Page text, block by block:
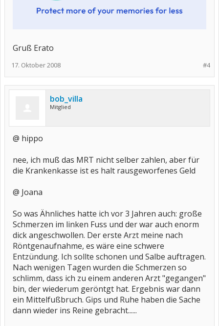
Gruß Erato
#4
17. Oktober 2008
bob_villa
Mitglied
@ hippo
nee, ich muß das MRT nicht selber zahlen, aber für
die Krankenkasse ist es halt rausgeworfenes Geld
@ Joana
So was Ähnliches hatte ich vor 3 Jahren auch: große
Schmerzen im linken Fuss und der war auch enorm
dick angeschwollen. Der erste Arzt meine nach
Röntgenaufnahme, es wäre eine schwere
Entzündung. Ich sollte schonen und Salbe auftragen.
Nach wenigen Tagen wurden die Schmerzen so
schlimm, dass ich zu einem anderen Arzt "gegangen"
bin, der wiederum geröntgt hat. Ergebnis war dann
ein Mittelfußbruch. Gips und Ruhe haben die Sache
dann wieder ins Reine gebracht......